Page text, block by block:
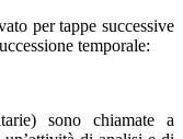
per tappe successive
temporale:
sono chiamate a